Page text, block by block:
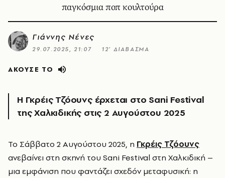
παγκόσμια ποπ κουλτούρα
Γιάννης Νένες
29.07.2025, 21:07 12’ ΔΙΑΒΑΣΜΑ
ΑΚΟΥΣΕ ΤΟ
H Γκρέις Τζόουνς έρχεται στο Sani Festival
της Χαλκιδικής στις 2 Αυγούστου 2025
To Σάββατο 2 Αυγούστου 2025, η Γκρέις Τζόουνς
ανεβαίνει στη σκηνή του Sani Festival στη Χαλκιδική –
μια εμφάνιση που φαντάζει σχεδόν μεταφυσική: η